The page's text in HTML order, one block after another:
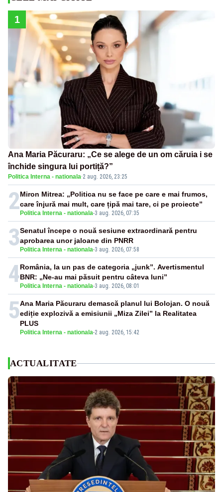
1
Ana Maria Păcuraru: „Ce se alege de un om căruia i se
închide singura lui portiță?”
Politica Interna - nationala·2 aug. 2026, 23:25
2 Politica Interna - nationala-3 aug. 2026, 07:35
Miron Mitrea: „Politica nu se face pe care e mai frumos,
care înjură mai mult, care țipă mai tare, ci pe proiecte”
3 Politica Interna - nationala-3 aug. 2026, 07:58
Senatul începe o nouă sesiune extraordinară pentru
aprobarea unor jaloane din PNRR
4 Politica Interna - nationala-3 aug. 2026, 08:01
România, la un pas de categoria „junk”. Avertismentul
BNR: „Ne-au mai păsuit pentru câteva luni”
5
Politica Interna - nationala-2 aug. 2026, 15:42
Ana Maria Păcuraru demască planul lui Bolojan. O nouă
ediție explozivă a emisiunii „Miza Zilei” la Realitatea
PLUS
ACTUALITATE